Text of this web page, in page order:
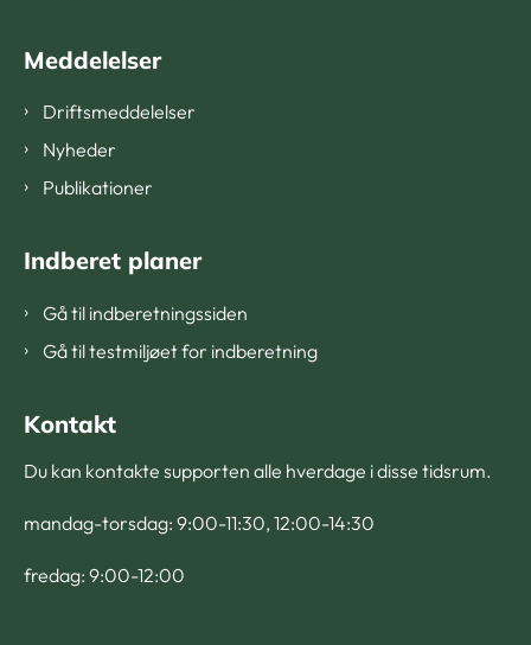
Meddelelser
Driftsmeddelelser
Nyheder
Publikationer
Indberet planer
Gå til indberetningssiden
Gå til testmiljøet for indberetning
Kontakt
Du kan kontakte supporten alle hverdage i disse tidsrum.
mandag-torsdag: 9:00-11:30, 12:00-14:30
fredag: 9:00-12:00